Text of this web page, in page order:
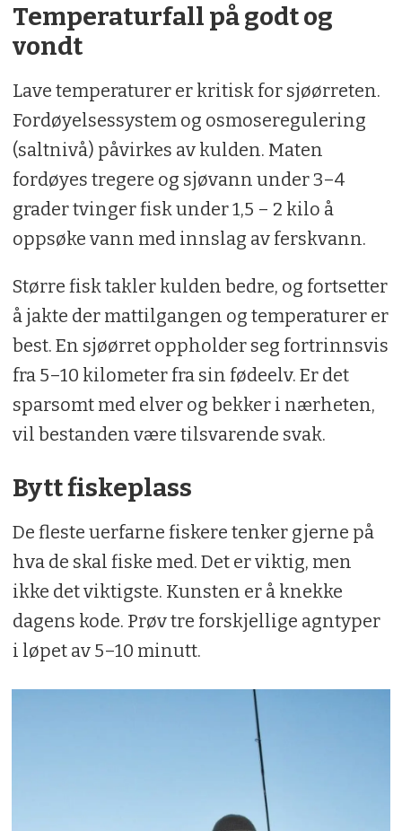
Temperaturfall på godt og
vondt
Lave temperaturer er kritisk for sjøørreten.
Fordøyelsessystem og osmoseregulering
(saltnivå) påvirkes av kulden. Maten
fordøyes tregere og sjøvann under 3–4
grader tvinger fisk under 1,5 – 2 kilo å
oppsøke vann med innslag av ferskvann.
Større fisk takler kulden bedre, og fortsetter
å jakte der mattilgangen og temperaturer er
best. En sjøørret oppholder seg fortrinnsvis
fra 5–10 kilometer fra sin fødeelv. Er det
sparsomt med elver og bekker i nærheten,
vil bestanden være tilsvarende svak.
Bytt fiskeplass
De fleste uerfarne fiskere tenker gjerne på
hva de skal fiske med. Det er viktig, men
ikke det viktigste. Kunsten er å knekke
dagens kode. Prøv tre forskjellige agntyper
i løpet av 5–10 minutt.